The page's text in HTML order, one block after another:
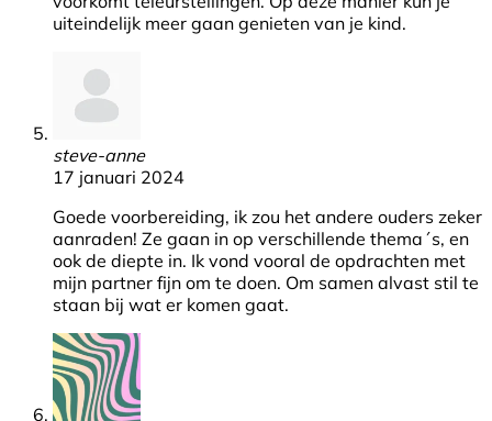
uiteindelijk meer gaan genieten van je kind.
steve-anne
17 januari 2024
Goede voorbereiding, ik zou het andere ouders zeker
aanraden! Ze gaan in op verschillende thema´s, en
ook de diepte in. Ik vond vooral de opdrachten met
mijn partner fijn om te doen. Om samen alvast stil te
staan bij wat er komen gaat.